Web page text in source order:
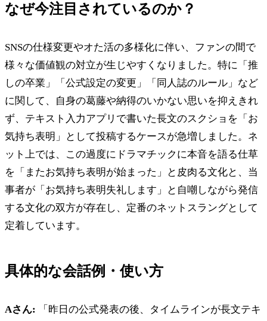
なぜ今注目されているのか？
SNSの仕様変更やオた活の多様化に伴い、ファンの間で
様々な価値観の対立が生じやすくなりました。特に「推
しの卒業」「公式設定の変更」「同人誌のルール」など
に関して、自身の葛藤や納得のいかない思いを抑えきれ
ず、テキスト入力アプリで書いた長文のスクショを「お
気持ち表明」として投稿するケースが急増しました。ネ
ット上では、この過度にドラマチックに本音を語る仕草
を「またお気持ち表明が始まった」と皮肉る文化と、当
事者が「お気持ち表明失礼します」と自嘲しながら発信
する文化の双方が存在し、定番のネットスラングとして
定着しています。
具体的な会話例・使い方
Aさん: 「昨日の公式発表の後、タイムラインが長文テキ